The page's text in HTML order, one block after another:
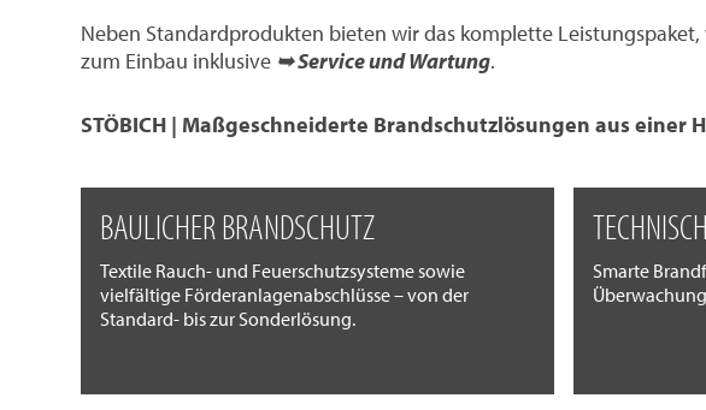
Neben Standardprodukten bieten wir das komplette
zum Einbau inklusive ➥ Service und Wartung.
STÖBICH | Maßgeschneiderte Brandschutzlösungen aus einer
BAULICHER BRANDSCHUTZ
Textile Rauch- und Feuerschutzsysteme sowie
vielfältige Förderanlagenabschlüsse – von der
Standard- bis zur Sonderlösung.
Smarte